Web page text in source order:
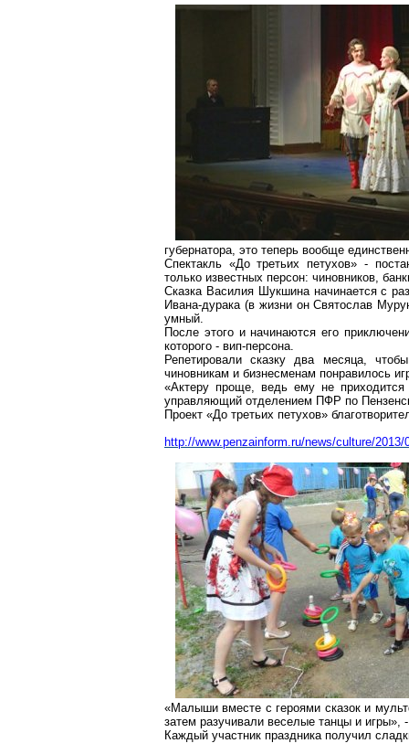
губернатора, это теперь вообще
Спектакль «До третьих петухов» -
только известных персон: чиновников,
Сказка Василия Шукшина начинается с
Ивана-дурака(в жизни он Святослав
умный.
После этого и начинаются его
которого - вип-персона.
Репетировали сказку два месяца,
чиновникам и бизнесменам понравилось
«Актеру проще, ведь ему не
управляющий отделением ПФР по
Проект «До третьих петухов»
http://www.penzainform.ru/news/culture/
«Малыши вместе с героями сказок и
затем разучивали веселые танцы и игры»,
Каждый участник праздника получил